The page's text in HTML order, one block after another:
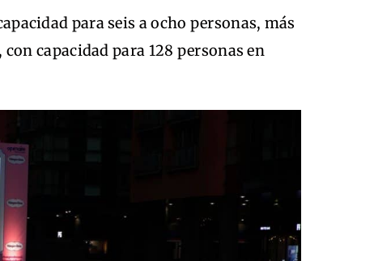
para seis a ocho personas, más
capacidad para 128 personas en